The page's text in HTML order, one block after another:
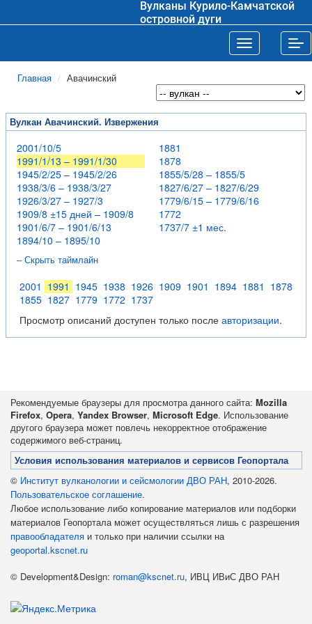
Вулканы Курило-Камчатской
островной дуги
Toggle
Главная Авачинский
Вулкан Авачинский. Извержения
2001/10/5
1991/1/13 – 1991/1/30
1945/2/25 – 1945/2/26
1938/3/6 – 1938/3/27
1926/3/27 – 1927/3
1909/8 ±15 дней – 1909/8
1901/6/7 – 1901/6/13
1894/10 – 1895/10
1881
1878
1855/5/28 – 1855/5
1827/6/27 – 1827/6/29
1779/6/15 – 1779/6/16
1772
1737/7 ±1 мес.
– Скрыть таймлайн
2001 1991 1945 1938 1926 1909 1901 1894 1881 1878
1855 1827 1779 1772 1737
Просмотр описаний доступен только после авторизации.
Рекомендуемые браузеры для просмотра данного сайта: Mozilla
Firefox, Opera, Yandex Browser, Microsoft Edge. Использование
другого браузера может повлечь некорректное отображение
содержимого веб-страниц.
Условия использования материалов и сервисов Геопортала
© Институт вулканологии и сейсмологии ДВО РАН, 2010-2026.
Пользовательское соглашение.
Любое использование либо копирование материалов или подборки
материалов Геопортала может осуществляться лишь с разрешения
правообладателя и только при наличии ссылки на
geoportal.kscnet.ru
© Development&Design: roman@kscnet.ru, ИВЦ ИВиС ДВО РАН